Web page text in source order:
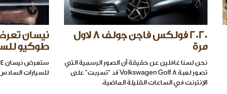
2020 فولكس فاجن جولف 8 لاول
مرة
نحن لسنا غافلين عن حقيقة أن الصور الرسمية التي
تصور لعبة Volkswagen Golf 8 قد "تسربت" على
الإنترنت في الساعات القليلة الماضية.
طوكيو
للسيارات السادس